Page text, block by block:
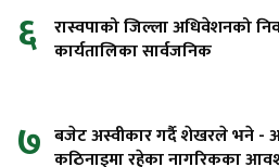
६ रास्वपाको जिल्ला अधिवेशनको
कार्यतालिका सार्वजनिक
७ बजेट अस्वीकार गर्दै शेखरले भने -
कठिनाइमा रहेका नागरिकका